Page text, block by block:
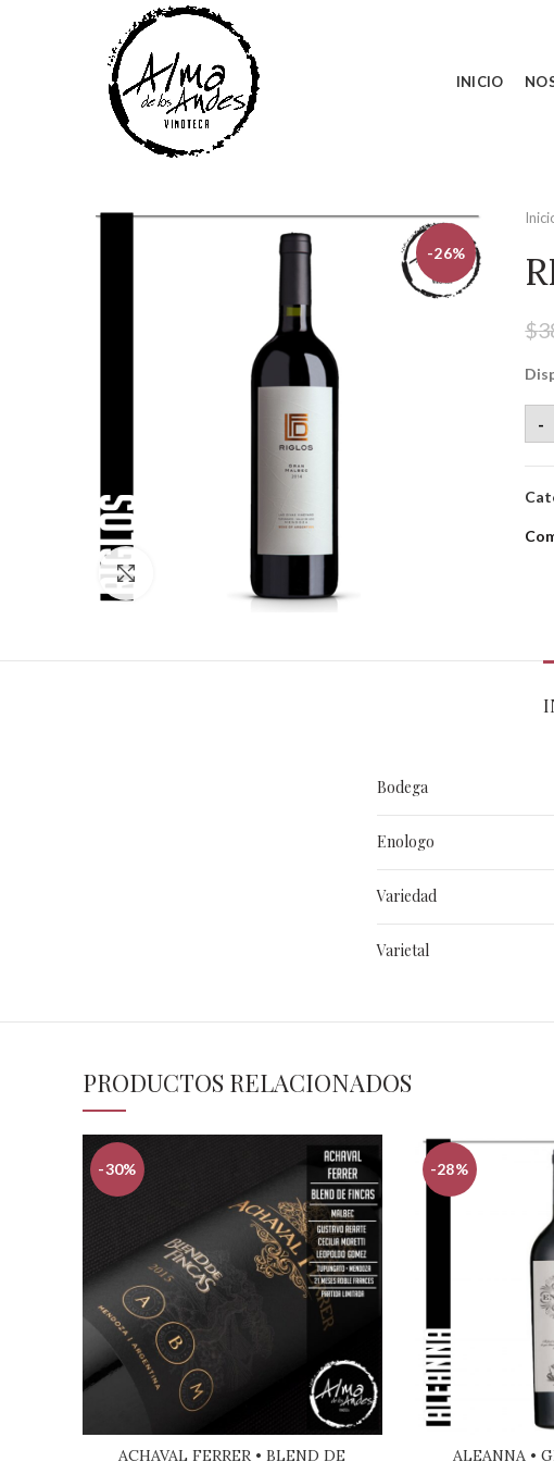
INICIO
-26%
Clic para ampliar
$
-
Bodega
Enologo
Variedad
Varietal
PRODUCTOS RELACIONADOS
-30%
ACHAVAL FERRER • BLEND DE
-28%
ALEANNA •